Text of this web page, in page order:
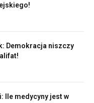
Demokracja niszczy
Ile medycyny jest w